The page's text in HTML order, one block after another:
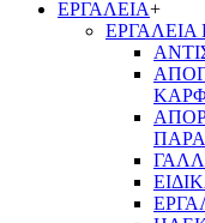
ΕΡΓΑΛΕΙΑ+